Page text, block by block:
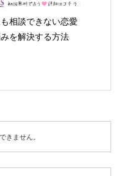
相談できない恋愛
を解決する方法
きません。